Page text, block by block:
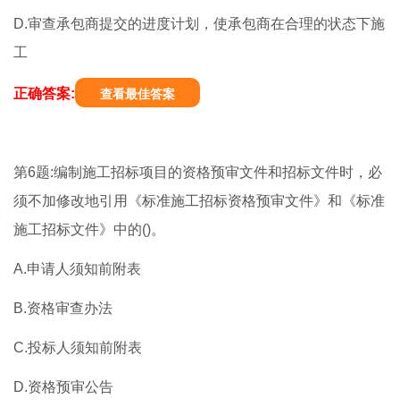
D.审查承包商提交的进度计划，使承包商在合理的状态下施
工
正确答案: 查看最佳答案
第6题:编制施工招标项目的资格预审文件和招标文件时，必
须不加修改地引用《标准施工招标资格预审文件》和《标准
施工招标文件》中的()。
A.申请人须知前附表
B.资格审查办法
C.投标人须知前附表
D.资格预审公告